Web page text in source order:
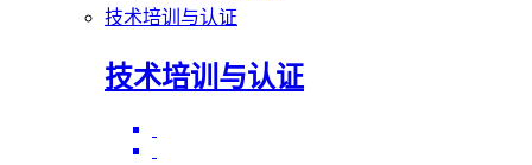
技术培训与认证
技术培训与认证